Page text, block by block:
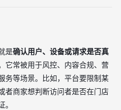
是确认用户、设备或请求是否真
它常被用于风控、内容合规、营
务等场景。比如，平台要限制某
者商家想判断访问者是否在门店